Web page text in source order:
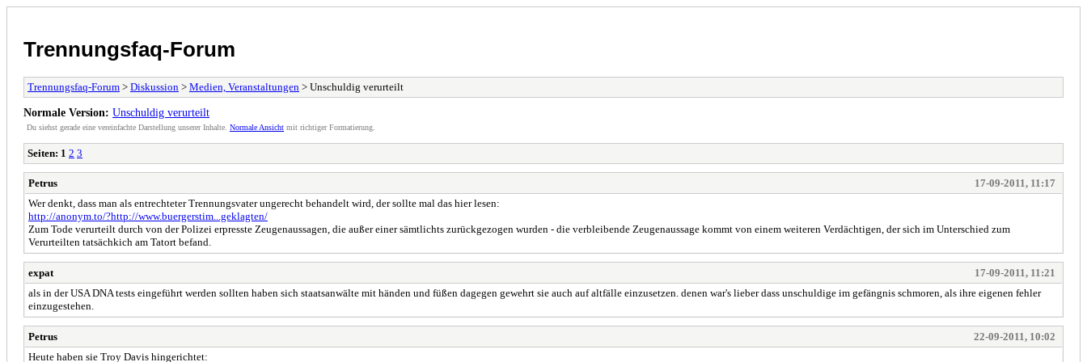
Trennungsfaq-Forum
Trennungsfaq-Forum > Diskussion > Medien, Veranstaltungen > Unschuldig verurteilt
Normale Version: Unschuldig verurteilt
Du siehst gerade eine vereinfachte Darstellung unserer Inhalte. Normale Ansicht mit richtiger Formatierung.
Seiten: 1 2 3
Petrus
17-09-2011, 11:17
Wer denkt, dass man als entrechteter Trennungsvater ungerecht behandelt wird, der sollte mal das hier lesen:
http://anonym.to/?http://www.buergerstim...geklagten/
Zum Tode verurteilt durch von der Polizei erpresste Zeugenaussagen, die außer einer sämtlichts zurückgezogen wurden - die verbleibende Zeugenaussage kommt von einem weiteren Verdächtigen, der sich im Unterschied zum
Verurteilten tatsächkich am Tatort befand.
expat
17-09-2011, 11:21
als in der USA DNA tests eingeführt werden sollten haben sich staatsanwälte mit händen und füßen dagegen gewehrt sie auch auf altfälle einzusetzen. denen war's lieber dass unschuldige im gefängnis schmoren, als ihre eigenen fehler
einzugestehen.
Petrus
22-09-2011, 10:02
Heute haben sie Troy Davis hingerichtet: